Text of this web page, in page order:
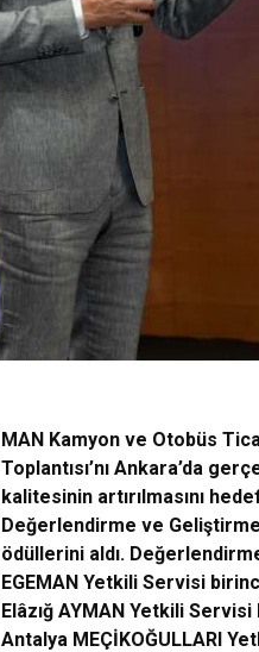
MAN Kamyon ve Otobüs
Toplantısı’nı Ankara’da
kalitesinin artırılmasını
Değerlendirme ve
ödüllerini aldı.
EGEMAN Yetkili Servisi
Elâzığ AYMAN Yetkili
Antalya MEÇİKOĞULLARI